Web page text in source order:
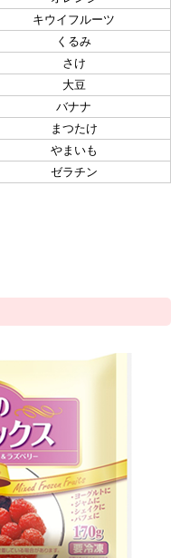
キウイフルーツ
くるみ
さけ
大豆
バナナ
まつたけ
やまいも
ゼラチン